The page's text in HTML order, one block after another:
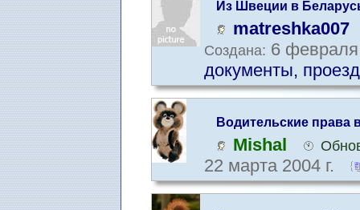
Из Швеции в
matreshka007
Создана: 6
документы,
Водительские
Mishal
22 марта 2004 г.